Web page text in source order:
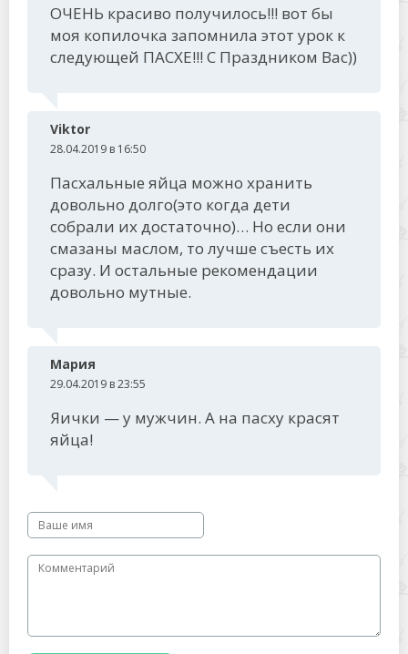
ОЧЕНЬ красиво получилось!!! вот бы
моя копилочка запомнила этот урок к
следующей ПАСХЕ!!! С Праздником Вас))
Viktor
28.04.2019 в 16:50
Пасхальные яйца можно хранить
довольно долго(это когда дети
собрали их достаточно)… Но если они
смазаны маслом, то лучше съесть их
сразу. И остальные рекомендации
довольно мутные.
Мария
29.04.2019 в 23:55
Яички — у мужчин. А на пасху красят
яйца!